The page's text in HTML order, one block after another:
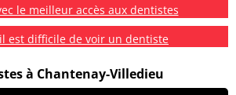
le meilleur accès aux dentistes
est difficile de voir un dentiste
à Chantenay-Villedieu